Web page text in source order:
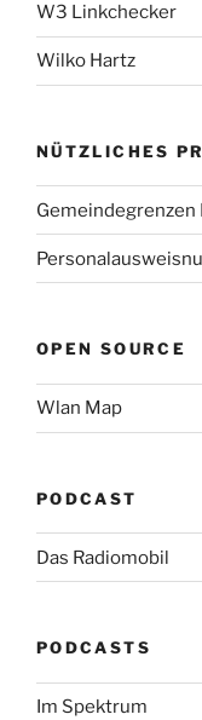
W3 Linkchecker
Wilko Hartz
NÜTZLICHES
Gemeindegrenzen
OPEN SOURCE
Wlan Map
PODCAST
Das Radiomobil
PODCASTS
Im Spektrum